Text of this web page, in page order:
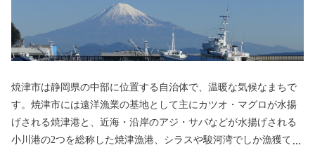
焼津市は静岡県の中部に位置する自治体で、温暖な気候なまちで
す。焼津市には遠洋漁業の基地として主にカツオ・マグロが水揚
げされる焼津港と、近海・沿岸のアジ・サバなどが水揚げされる
小川港の2つを総称した焼津漁港、シラスや駿河湾でしか漁獲でき